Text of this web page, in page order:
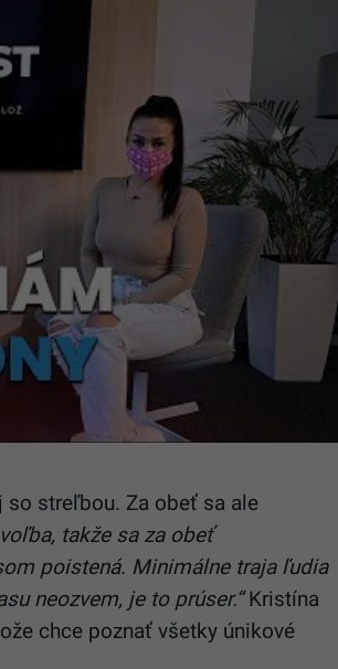
so streľbou. Za obeť sa ale
takže sa za obeť
poistená. Minimálne traja ľudia
neozvem, je to prúser.“Kristína
chce poznať všetky únikové